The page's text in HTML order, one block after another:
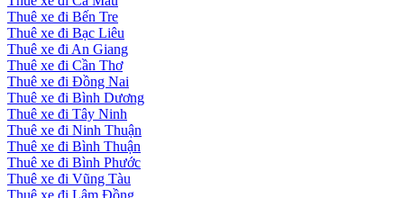
Thuê xe đi Bến Tre
Thuê xe đi Bạc Liêu
Thuê xe đi An Giang
Thuê xe đi Cần Thơ
Thuê xe đi Đồng Nai
Thuê xe đi Bình Dương
Thuê xe đi Tây Ninh
Thuê xe đi Ninh Thuận
Thuê xe đi Bình Thuận
Thuê xe đi Bình Phước
Thuê xe đi Vũng Tàu
Thuê xe đi Lâm Đồng